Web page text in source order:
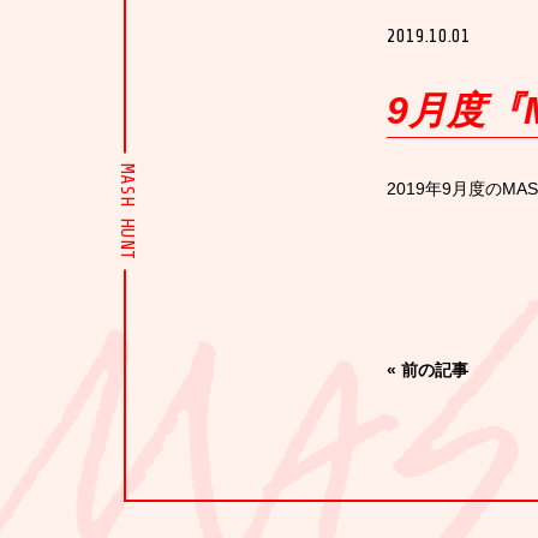
MASH HUNT
2019.10.01
9月度『
2019年9月度の
« 前の記事